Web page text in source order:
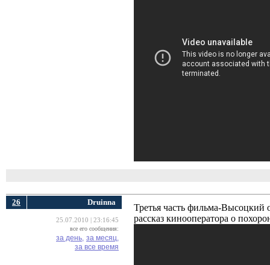
26 Druinna
25.07.2010 | 23:16:45
все его сообщения:
за день, за месяц,
за все время
Третья часть фильма-Высоцкий
рассказ кинооператора о